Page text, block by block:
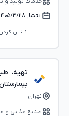
انتشار:۱۴۰۵/۳/۲۸
نشان
تهیه،
تهران
صنایع غذایی و